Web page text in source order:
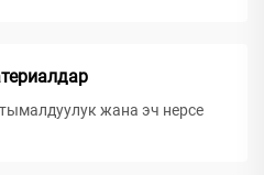
жана эч нерсе